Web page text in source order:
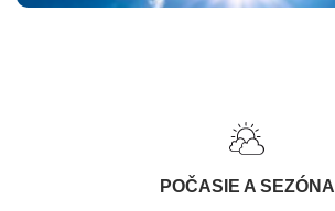
POČASIE A SEZÓNA